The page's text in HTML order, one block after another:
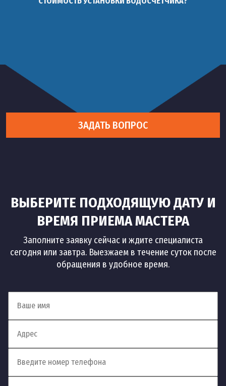
ЗАДАТЬ ВОПРОС
ВЫБЕРИТЕ ПОДХОДЯЩУЮ ДАТУ И
ВРЕМЯ ПРИЕМА МАСТЕРА
Заполните заявку сейчас и ждите специалиста
сегодня или завтра. Выезжаем в течение суток после
обращения в удобное время.